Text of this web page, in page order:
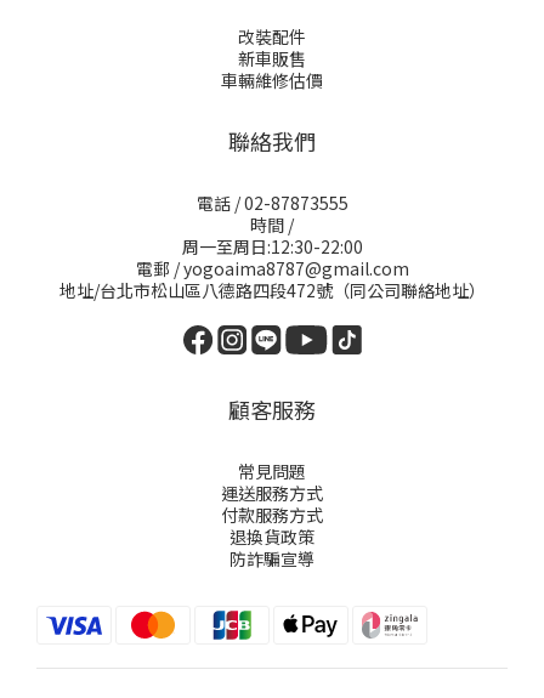
改裝配件
新車販售
車輛維修估價
聯絡我們
電話 / 02-87873555
時間 /
周一至周日:12:30-22:00
電郵 / yogoaima8787@gmail.com
地址/台北市松山區八德路四段472號（同公司聯絡地址）
顧客服務
常見問題
運送服務方式
付款服務方式
退換貨政策
防詐騙宣導